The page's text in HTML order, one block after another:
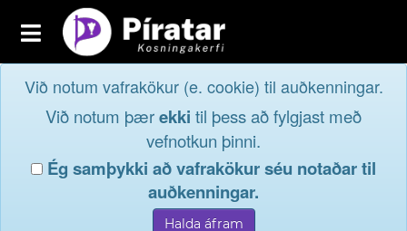
Toggle
navigation
Aðildarfélög
Innskrá
Við notum vafrakökur (e. cookie) til auðkenningar.
Við notum þærekki til þess að fylgjast með
vefnotkun þinni.
Ég samþykki að vafrakökur séu notaðar til
auðkenningar.
Innskráog taktu þátt í
lýðræðinu...
Ef þú hefur gleymt notendanafni þínu, þá má einnig
nota netfang eða kennitölu til innskráningar.